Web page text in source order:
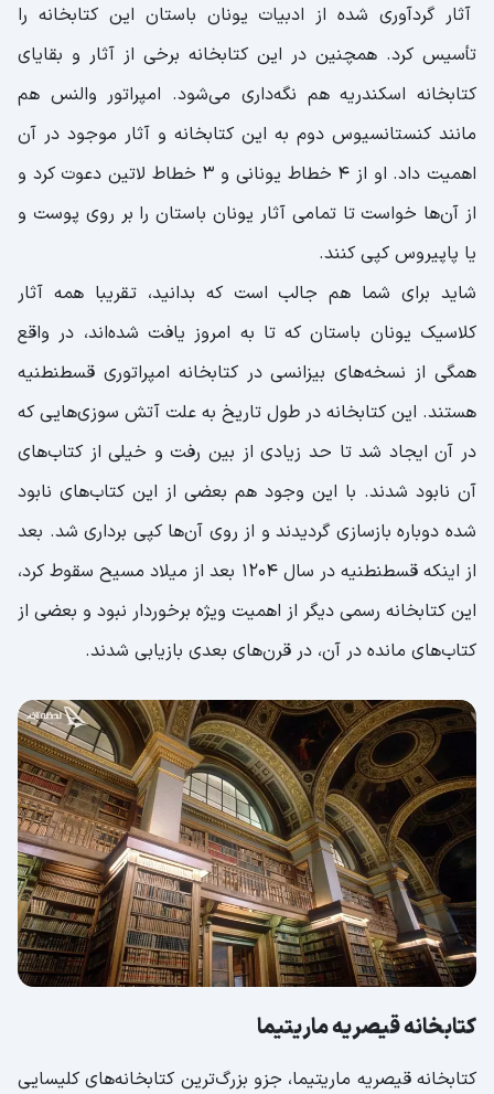
آثار گردآوری شده از ادبیات یونان باستان این کتابخانه را
تأسیس کرد. همچنین در این کتابخانه برخی از آثار و بقایای
کتابخانه اسکندریه هم نگه‌داری می‌شود. امپراتور والنس هم
مانند کنستانسیوس دوم به این کتابخانه و آثار موجود در آن
اهمیت داد. او از 4 خطاط یونانی و 3 خطاط لاتین دعوت کرد و
از آن‌ها خواست تا تمامی آثار یونان باستان را بر روی پوست و
یا پاپیروس کپی کنند.
شاید برای شما هم جالب است که بدانید، تقریبا همه آثار
کلاسیک یونان باستان که تا به امروز یافت شده‌اند، در واقع
همگی از نسخه‌های بیزانسی در کتابخانه امپراتوری قسطنطنیه
هستند. این کتابخانه در طول تاریخ به علت آتش سوزی‌هایی که
در آن ایجاد شد تا حد زیادی از بین رفت و خیلی از کتاب‌های
آن نابود شدند. با این وجود هم بعضی از این کتاب‌های نابود
شده دوباره بازسازی گردیدند و از روی آن‌ها کپی برداری شد. بعد
از اینکه قسطنطنیه در سال 1204 بعد از میلاد مسیح سقوط کرد،
این کتابخانه رسمی دیگر از اهمیت ویژه برخوردار نبود و بعضی از
کتاب‌های مانده در آن، در قرن‌های بعدی بازیابی شدند.
کتابخانه قیصریه ماریتیما
کتابخانه قیصریه ماریتیما، جزو بزرگ‌ترین کتابخانه‌های کلیسایی